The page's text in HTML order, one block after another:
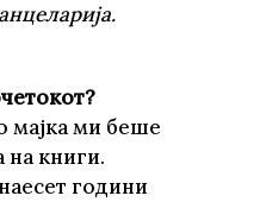
мајка ми беше
на книги.
години